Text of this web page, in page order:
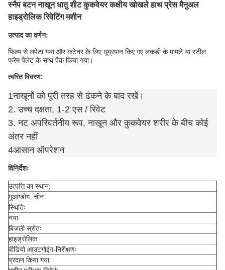
स्नैप बटन नाखून धातु शीट कुकवेयर कक्षीय खोखले हाथ प्रेस मैनुअल
हाइड्रोलिक रिवेटिंग मशीन
उत्पाद का वर्णन:
फिल्म से लपेटा गया और कंटेनर के लिए धूम्रपान किए गए लकड़ी के मामले या स्टील
फ्रेम पैलेट के साथ पैक किया गया।
त्वरित विवरण:
1नाखूनों को पूरी तरह से ढंकने के बाद रखें।
2. उच्च दक्षता, 1-2 एस / रिवेट
3. नट अपरिवर्तनीय रूप, नाखून और कुकवेयर शरीर के बीच कोई
अंतर नहीं
4आसान ऑपरेशन
विनिर्देशः
उत्पत्ति का स्थान:
गुआंग्डोंग, चीन
स्थितिः
नया
बिजली स्रोतः
हाइड्रोलिक
वीडियो आउटगोइंग-निरीक्षणः
प्रदान किया गया